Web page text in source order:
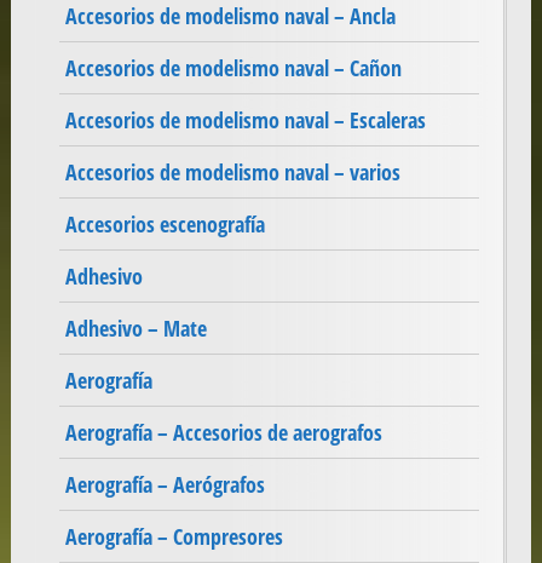
Accesorios de modelismo naval – Ancla
Accesorios de modelismo naval – Cañon
Accesorios de modelismo naval – Escaleras
Accesorios de modelismo naval – varios
Accesorios escenografía
Adhesivo
Adhesivo – Mate
Aerografía
Aerografía – Accesorios de aerografos
Aerografía – Aerógrafos
Aerografía – Compresores